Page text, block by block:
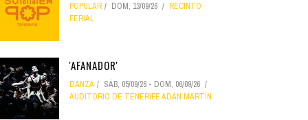
POPULAR DOM, 13/09/26
RECINTO
FERIAL
'AFANADOR'
DANZA SÁB, 05/09/26 - DOM, 06/09/26
AUDITORIO DE TENERIFE ADÁN MARTÍN